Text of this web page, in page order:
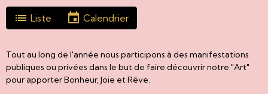
Liste Calendrier
Tout au long de l'année nous participons à des manifestations
publiques ou privées dans le but de faire découvrir notre "Art"
pour apporter Bonheur, Joie et Rêve.